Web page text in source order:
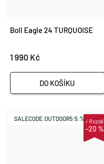
Boll Eagle 24 TURQUOISE
1 990 Kč
DO KOŠÍKU
SALECODE:OUTDOOR5:5:%
–20 %
iRozdíl